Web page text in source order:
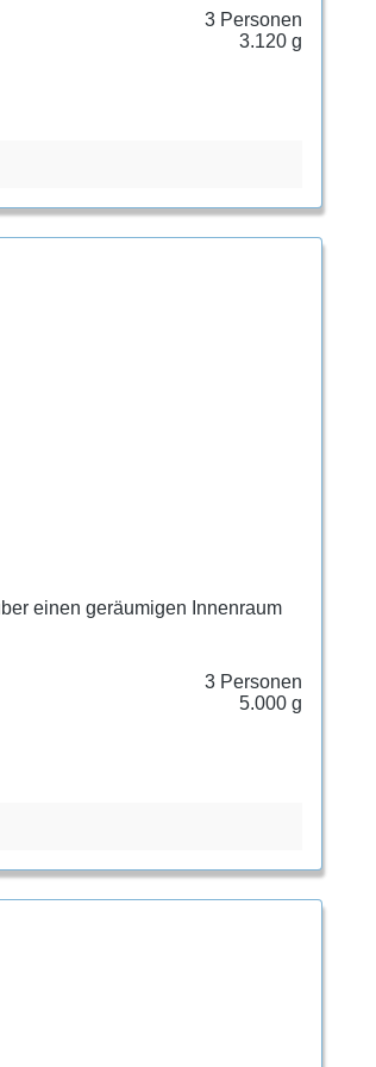
3 Personen
3.120 g
einen geräumigen Innenraum
3 Personen
5.000 g